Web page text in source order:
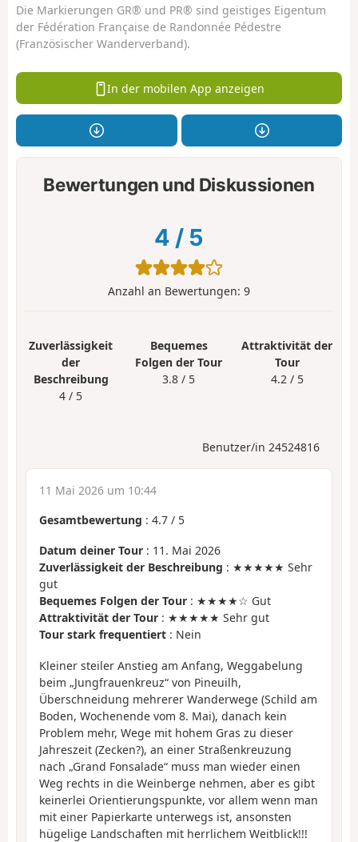
Die Markierungen GR® und PR® sind geistiges Eigentum
der Fédération Française de Randonnée Pédestre
(Französischer Wanderverband).
In der mobilen App anzeigen
Bewertungen und Diskussionen
4 / 5
Anzahl an Bewertungen: 9
Zuverlässigkeit
der
Beschreibung
4 / 5
Bequemes
Folgen der Tour
3.8 / 5
Attraktivität der
Tour
4.2 / 5
Benutzer/in 24524816
11 Mai 2026 um 10:44
Gesamtbewertung : 4.7 / 5
Datum deiner Tour : 11. Mai 2026
Zuverlässigkeit der Beschreibung : ★★★★★ Sehr
gut
Bequemes Folgen der Tour : ★★★★☆ Gut
Attraktivität der Tour : ★★★★★ Sehr gut
Tour stark frequentiert : Nein
Kleiner steiler Anstieg am Anfang, Weggabelung
beim „Jungfrauenkreuz“ von Pineuilh,
Überschneidung mehrerer Wanderwege (Schild am
Boden, Wochenende vom 8. Mai), danach kein
Problem mehr, Wege mit hohem Gras zu dieser
Jahreszeit (Zecken?), an einer Straßenkreuzung
nach „Grand Fonsalade“ muss man wieder einen
Weg rechts in die Weinberge nehmen, aber es gibt
keinerlei Orientierungspunkte, vor allem wenn man
mit einer Papierkarte unterwegs ist, ansonsten
hügelige Landschaften mit herrlichem Weitblick!!!